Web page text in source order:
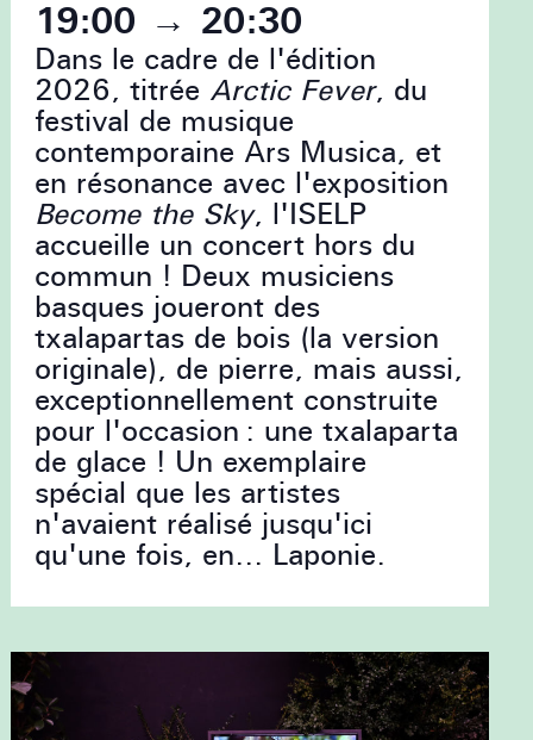
19:00 → 20:30
Dans le cadre de l'édition
2026, titrée Arctic Fever, du
festival de musique
contemporaine Ars Musica, et
en résonance avec l'exposition
Become the Sky, l'ISELP
accueille un concert hors du
commun ! Deux musiciens
basques joueront des
txalapartas de bois (la version
originale), de pierre, mais aussi,
exceptionnellement construite
pour l'occasion : une txalaparta
de glace ! Un exemplaire
spécial que les artistes
n'avaient réalisé jusqu'ici
qu'une fois, en... Laponie.